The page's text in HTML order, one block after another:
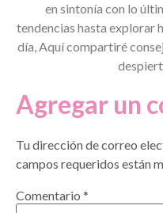
en sintonía con lo
tendencias hasta explorar
día, Aquí compartiré
Agregar un
Tu dirección de correo
campos requeridos están
Comentario *